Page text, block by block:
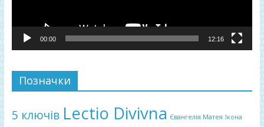
00:00 12:16
Позначки
5 ключів Lectio Divivna Євангелія Матея Ікона